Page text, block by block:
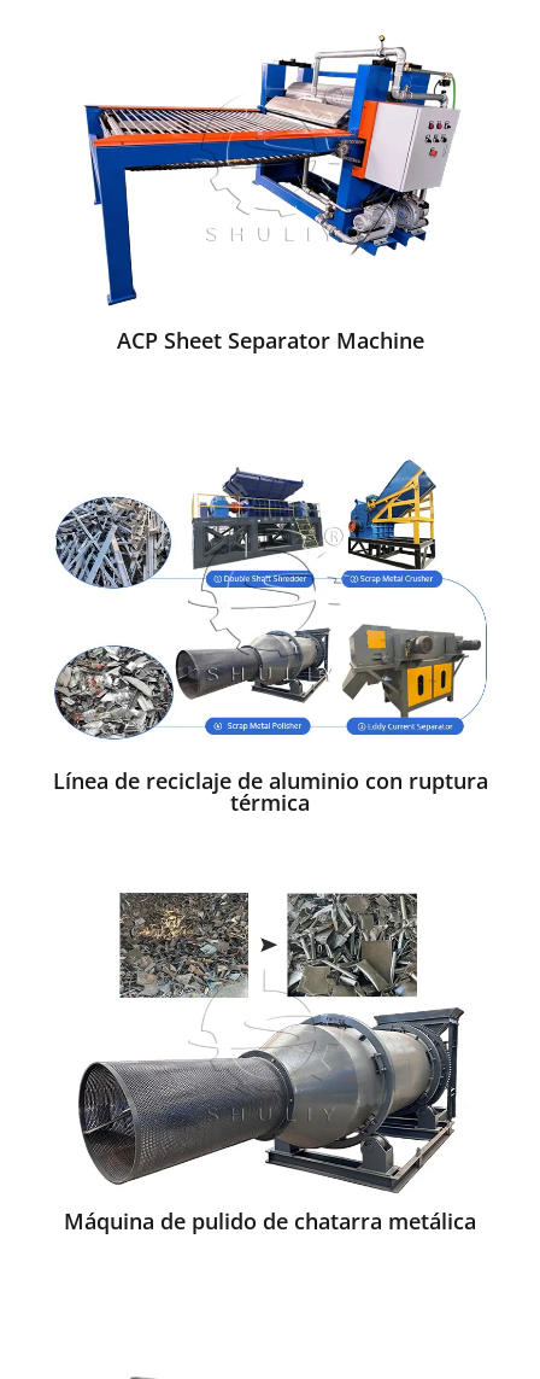
ACP Sheet Separator Machine
Línea de reciclaje de aluminio con ruptura
térmica
Máquina de pulido de chatarra metálica